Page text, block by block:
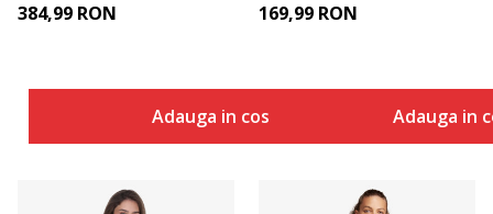
384,99 RON
Adauga in cos
169,99 RON
Adauga in